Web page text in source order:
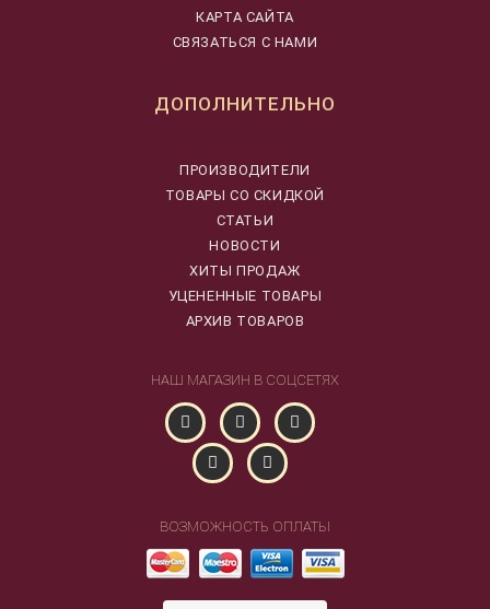
КАРТА САЙТА
СВЯЗАТЬСЯ С НАМИ
ДОПОЛНИТЕЛЬНО
ПРОИЗВОДИТЕЛИ
ТОВАРЫ СО СКИДКОЙ
СТАТЬИ
НОВОСТИ
ХИТЫ ПРОДАЖ
УЦЕНЕННЫЕ ТОВАРЫ
АРХИВ ТОВАРОВ
НАШ МАГАЗИН В СОЦСЕТЯХ
ВОЗМОЖНОСТЬ ОПЛАТЫ